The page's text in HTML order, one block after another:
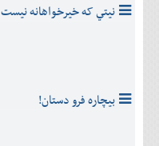
نيتي که خيرخواهانه نيست
بيچاره فرو دستان!